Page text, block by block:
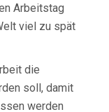
Arbeitstag
viel zu spät
die
soll, damit
werden